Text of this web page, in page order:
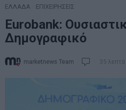
ΕΛΛΑΔΑ ΕΠΙΧΕΙΡΗΣΕΙΣ
Eurobank:
Δημογραφικό
marketnews Team 35